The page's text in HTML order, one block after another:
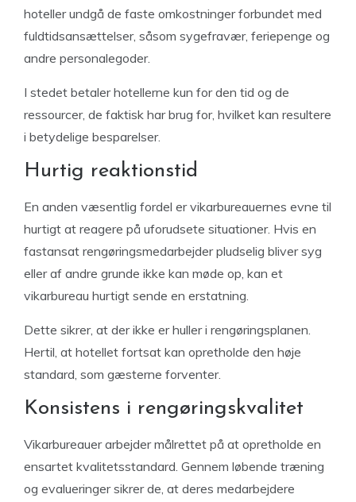
hoteller undgå de faste omkostninger forbundet med
fuldtidsansættelser, såsom sygefravær, feriepenge og
andre personalegoder.
I stedet betaler hotellerne kun for den tid og de
ressourcer, de faktisk har brug for, hvilket kan resultere
i betydelige besparelser.
Hurtig reaktionstid
En anden væsentlig fordel er vikarbureauernes evne til
hurtigt at reagere på uforudsete situationer. Hvis en
fastansat rengøringsmedarbejder pludselig bliver syg
eller af andre grunde ikke kan møde op, kan et
vikarbureau hurtigt sende en erstatning.
Dette sikrer, at der ikke er huller i rengøringsplanen.
Hertil, at hotellet fortsat kan opretholde den høje
standard, som gæsterne forventer.
Konsistens i rengøringskvalitet
Vikarbureauer arbejder målrettet på at opretholde en
ensartet kvalitetsstandard. Gennem løbende træning
og evalueringer sikrer de, at deres medarbejdere